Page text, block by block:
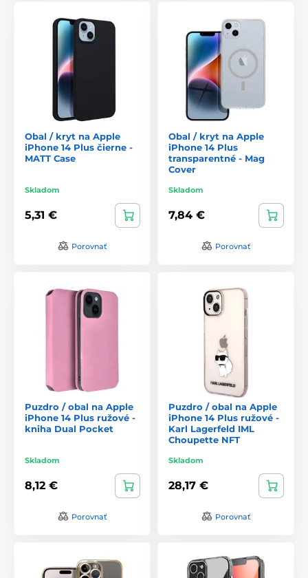
Obal / kryt na Apple
iPhone 14 Plus čierne -
MATT Case
Skladom
5,31 €
Porovnať
Obal / kryt na Apple
iPhone 14 Plus
transparentné - Mag
Cover
Skladom
7,84 €
Porovnať
Puzdro / obal na Apple
iPhone 14 Plus ružové -
kniha Dual Pocket
Skladom
8,12 €
Porovnať
Puzdro / obal na Apple
iPhone 14 Plus ružové -
Karl Lagerfeld IML
Choupette NFT
Skladom
28,17 €
Porovnať